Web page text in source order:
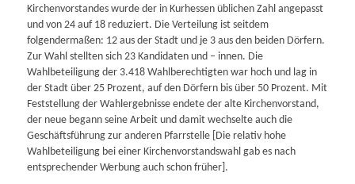
Kirchenvorstandes wurde der in Kurhessen üblichen Zahl angepasst
und von 24 auf 18 reduziert. Die Verteilung ist seitdem
folgendermaßen: 12 aus der Stadt und je 3 aus den beiden Dörfern.
Zur Wahl stellten sich 23 Kandidaten und – innen. Die
Wahlbeteiligung der 3.418 Wahlberechtigten war hoch und lag in
der Stadt über 25 Prozent, auf den Dörfern bis über 50 Prozent. Mit
Feststellung der Wahlergebnisse endete der alte Kirchenvorstand,
der neue begann seine Arbeit und damit wechselte auch die
Geschäftsführung zur anderen Pfarrstelle [Die relativ hohe
Wahlbeteiligung bei einer Kirchenvorstandswahl gab es nach
entsprechender Werbung auch schon früher].